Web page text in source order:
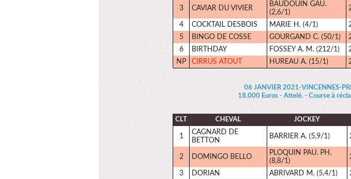
3 CAVIAR DU VIVIER
BAUDOUIN GAU.
(2,6/1)
4 COCKTAIL DESBOIS MARIE H. (4/1)
5
BINGO DE COSSE GOURGAND C. (50/1)
6
BIRTHDAY FOSSEY A. M. (212/1)
NP
CIRRUS ATOUT HUREAU A. (15/1)
06 JANVIER 2021-VINCENNES-
18.000 Euros - Attelé. - Course à
CLT CHEVAL JOCKEY
1
CAGNARD DE
BETTON
BARRIER A. (5,9/1)
2 DOMINGO BELLO
PLOQUIN PAU. PH.
(8,8/1)
3 DORIAN ABRIVARD M. (5,4/1)